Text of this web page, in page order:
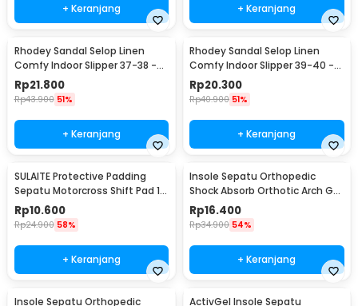
+ Keranjang + Keranjang
Rhodey Sandal Selop Linen
Comfy Indoor Slipper 37-38 -
YT22
Rp21.800
Rp43.900 51%
+ Keranjang
Rhodey Sandal Selop Linen
Comfy Indoor Slipper 39-40 -
YT22
Rp20.300
Rp40.900 51%
+ Keranjang
SULAITE Protective Padding
Sepatu Motorcross Shift Pad 1
PCS - GT-106
Rp10.600
Rp24.900 58%
+ Keranjang
Insole Sepatu Orthopedic
Shock Absorb Orthotic Arch Gel
Foam S - ZYD17
Rp16.400
Rp34.900 54%
+ Keranjang
Insole Sepatu Orthopedic ActivGel Insole Sepatu